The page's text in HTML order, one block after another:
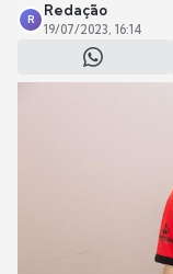
R
Redação
19/07/2023, 16:14